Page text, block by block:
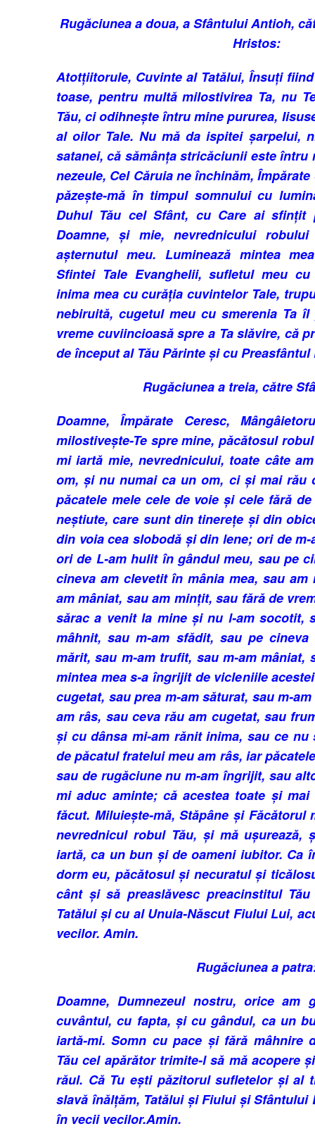
Rugăciunea a doua, a Sfântului Antioh,
Hristos:
Atotțiitorule, Cuvinte al Tatălui, În­suți
toase, pentru multă milostivirea Ta, nu
Tău, ci odih­nește întru mine pururea,
al oilor Tale. Nu mă da is­pitei șarpelui,
satanei, că sămânța stricăciunii este întru
ne­zeule, Cel Căruia ne în­chi­­­năm,
pă­zește-mă în timpul somnului cu
Duhul Tău cel Sfânt, cu Care ai sfințit
Doamne, și mie, nevrednicului
așternutul meu. Lu­­mi­nează mintea
Sfintei Tale Evanghelii, su­fletul meu
inima mea cu curăția cuvintelor Tale,
nebi­ruită, cugetul meu cu smerenia Ta
vre­me cuviincioasă spre a Ta slăvire, că
de început al Tău Părinte și cu
Rugăciunea a treia, către
Doamne, Împărate Ceresc,
milosti­vește-Te spre mine, păcătosul
mi iartă mie, ne­vrednicu­lui, toate câte
om, și nu numai ca un om, ci și mai rău
păcatele mele cele de voie și cele fără
ne­știute, care sunt din tinerețe și din
din voia cea slobodă și din lene; ori de
ori de L-am hulit în gândul meu, sau pe
cineva am clevetit în mânia mea, sau am
am mâniat, sau am min­țit, sau fără de
sărac a venit la mine și nu l-am so­cotit,
mâh­nit, sau m-am sfădit, sau pe
mărit, sau m-am tru­fit, sau m-am mâniat,
mintea mea s-a îngrijit de vicleniile
cugetat, sau prea m-am sătu­rat, sau m-
am râs, sau ceva rău am cugetat, sau
și cu dânsa mi-am rănit inima, sau ce nu
de păcatul fratelui meu am râs, iar
sau de ru­găciune nu m-am îngrijit, sau
mi aduc aminte; că acestea toate și mai
făcut. Milu­iește-mă, Stăpâne și Făcătorul
nevrednicul robul Tău, și mă ușurează,
iartă, ca un bun și de oameni iubitor. Ca
dorm eu, păcă­tosul și necuratul și
cânt și să prea­slă­vesc prea­cinstitul
Tatălui și cu al Unuia-Născut Fi­ului Lui,
ve­cilor. Amin.
Rugăciunea a
Doamne, Dumnezeul nostru, orice
cuvântul, cu fapta, și cu gândul, ca un
iartă-mi. Somn cu pace și fără mâhnire
Tău cel apără­tor trimite-l să mă aco­pere
răul. Că Tu ești păzitorul su­fle­telor și al
slavă înăl­țăm, Ta­tălui și Fiului și Sfân­­tului
în vecii vecilor.Amin.